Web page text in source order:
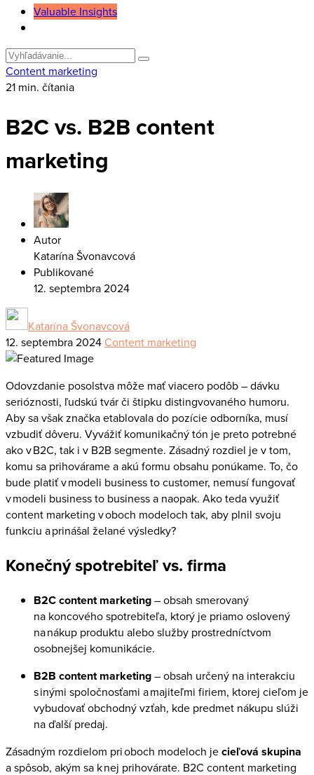
Valuable Insights
Search
for
Content marketing
21 min. čítania
B2C vs. B2B content
marketing
Autor
Katarína Švonavcová
Publikované
12. septembra 2024
Katarína Švonavcová
12. septembra 2024 Content marketing
Odovzdanie posolstva môže mať viacero podôb – dávku
serióznosti, ľudskú tvár či štipku distingvovaného humoru.
Aby sa však značka etablovala do pozície odborníka, musí
vzbudiť dôveru. Vyvážiť komunikačný tón je preto potrebné
ako v B2C, tak i v B2B segmente. Zásadný rozdiel je v tom,
komu sa prihovárame a akú formu obsahu ponúkame. To, čo
bude platiť v modeli business to customer, nemusí fungovať
v modeli business to business a naopak. Ako teda využiť
content marketing v oboch modeloch tak, aby plnil svoju
funkciu a prinášal želané výsledky?
Konečný spotrebiteľ vs. firma
B2C content marketing– obsah smerovaný
na koncového spotrebiteľa, ktorý je priamo oslovený
na nákup produktu alebo služby prostredníctvom
osobnejšej komunikácie.
B2B content marketing– obsah určený na interakciu
s inými spoločnosťami a majiteľmi firiem, ktorej cieľom je
vybudovať obchodný vzťah, kde predmet nákupu slúži
na ďalší predaj.
Zásadným rozdielom pri oboch modeloch jecieľová skupina
a spôsob, akým sa k nej prihovárate. B2C content marketing